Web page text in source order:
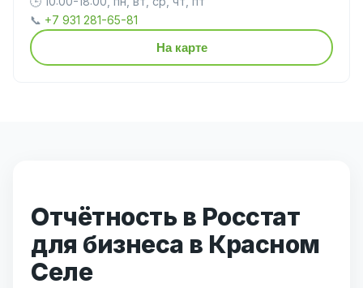
📞 +7 931 281-65-81
На карте
Отчётность в Росстат
для бизнеса в Красном
Селе